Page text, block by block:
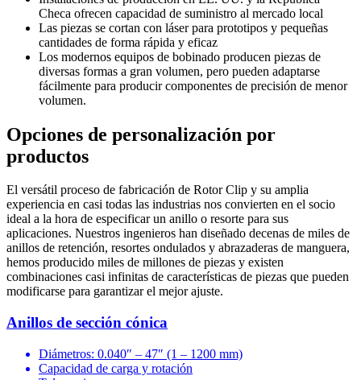
Checa ofrecen capacidad de suministro al mercado local
Las piezas se cortan con láser para prototipos y pequeñas
cantidades de forma rápida y eficaz
Los modernos equipos de bobinado producen piezas de
diversas formas a gran volumen, pero pueden adaptarse
fácilmente para producir componentes de precisión de menor
volumen.
Opciones de personalización por
productos
El versátil proceso de fabricación de Rotor Clip y su amplia
experiencia en casi todas las industrias nos convierten en el socio
ideal a la hora de especificar un anillo o resorte para sus
aplicaciones. Nuestros ingenieros han diseñado decenas de miles de
anillos de retención, resortes ondulados y abrazaderas de manguera,
hemos producido miles de millones de piezas y existen
combinaciones casi infinitas de características de piezas que pueden
modificarse para garantizar el mejor ajuste.
Anillos de sección cónica
Diámetros: 0.040″ – 47″ (1 – 1200 mm)
Capacidad de carga y rotación